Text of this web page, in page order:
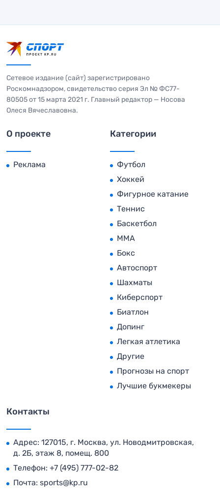
Сетевое издание (сайт) зарегистрировано
Роскомнадзором, свидетельство серия Эл № ФС77-
80505 от 15 марта 2021 г. Главный редактор — Носова
Олеся Вячеславовна.
О проекте
Реклама
Категории
Футбол
Хоккей
Фигурное катание
Теннис
Баскетбол
MMA
Бокс
Автоспорт
Шахматы
Киберспорт
Биатлон
Допинг
Легкая атлетика
Другие
Прогнозы на спорт
Лучшие букмекеры
Контакты
Адрес: 127015, г. Москва, ул. Новодмитровская,
д. 2Б, этаж 8, помещ. 800
Телефон: +7 (495) 777-02-82
Почта: sports@kp.ru